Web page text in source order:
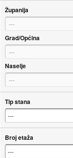
Županija
---
Grad/Općina
---
Naselje
---
Tip stana
Broj etaža